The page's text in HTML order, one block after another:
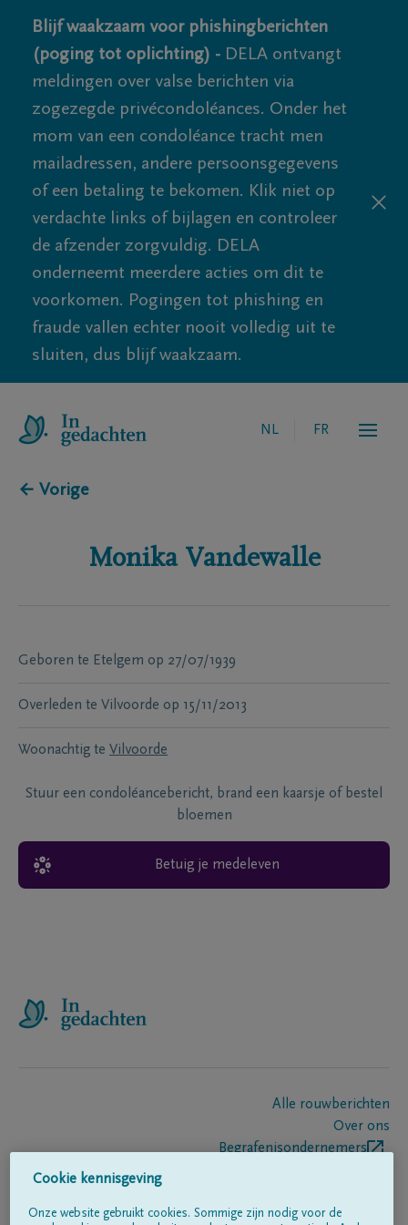
Blijf waakzaam voor phishingberichten
(poging tot oplichting) - DELA ontvangt
meldingen over valse berichten via
zogezegde privécondoléances. Onder het
mom van een condoléance tracht men
mailadressen, andere persoonsgegevens
of een betaling te bekomen. Klik niet op
verdachte links of bijlagen en controleer
de afzender zorgvuldig. DELA
onderneemt meerdere acties om dit te
voorkomen. Pogingen tot phishing en
fraude vallen echter nooit volledig uit te
sluiten, dus blijf waakzaam.
NL FR
← Vorige
Monika Vandewalle
Geboren te Etelgem op 27/07/1939
Overleden te Vilvoorde op 15/11/2013
Woonachtig te Vilvoorde
Stuur een condoléancebericht, brand een kaarsje of bestel
bloemen
Betuig je medeleven
Alle rouwberichten
Over ons
Begrafenisondernemers
Cookie kennisgeving
Onze website gebruikt cookies. Sommige zijn nodig voor de